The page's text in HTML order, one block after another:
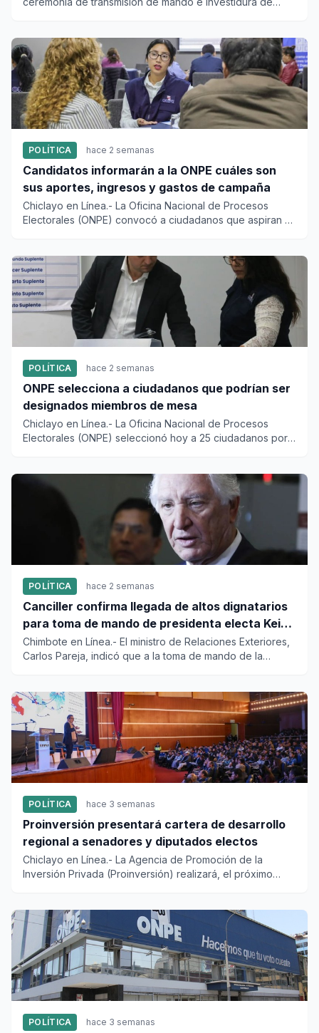
POLÍTICA hace 2 semanas
Candidatos informarán a la ONPE cuáles son
sus aportes, ingresos y gastos de campaña
Chiclayo en Línea.- La Oficina Nacional de Procesos
Electorales (ONPE) convocó a ciudadanos que aspiran a
POLÍTICA hace 2 semanas
ONPE selecciona a ciudadanos que podrían ser
designados miembros de mesa
Chiclayo en Línea.- La Oficina Nacional de Procesos
Electorales (ONPE) seleccionó hoy a 25 ciudadanos por
POLÍTICA hace 2 semanas
Canciller confirma llegada de altos dignatarios
para toma de mando de presidenta electa Keiko
Fujimori
Chimbote en Línea.- El ministro de Relaciones Exteriores,
Carlos Pareja, indicó que a la toma de mando de la
POLÍTICA hace 3 semanas
Proinversión presentará cartera de desarrollo
regional a senadores y diputados electos
Chiclayo en Línea.- La Agencia de Promoción de la
Inversión Privada (Proinversión) realizará, el próximo
POLÍTICA hace 3 semanas